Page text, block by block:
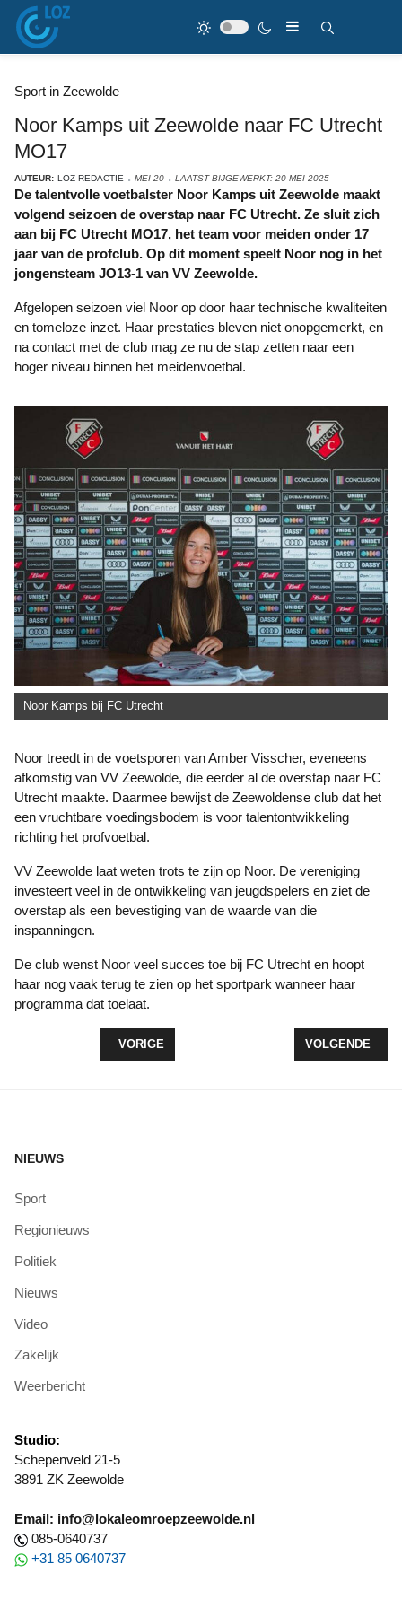
Sport in Zeewolde
Noor Kamps uit Zeewolde naar FC Utrecht
MO17
AUTEUR: LOZ REDACTIE MEI 20 LAATST BIJGEWERKT: 20 MEI 2025
De talentvolle voetbalster Noor Kamps uit Zeewolde maakt
volgend seizoen de overstap naar FC Utrecht. Ze sluit zich
aan bij FC Utrecht MO17, het team voor meiden onder 17
jaar van de profclub. Op dit moment speelt Noor nog in het
jongensteam JO13-1 van VV Zeewolde.
Afgelopen seizoen viel Noor op door haar technische kwaliteiten
en tomeloze inzet. Haar prestaties bleven niet onopgemerkt, en
na contact met de club mag ze nu de stap zetten naar een
hoger niveau binnen het meidenvoetbal.
Noor Kamps bij FC Utrecht
Noor treedt in de voetsporen van Amber Visscher, eveneens
afkomstig van VV Zeewolde, die eerder al de overstap naar FC
Utrecht maakte. Daarmee bewijst de Zeewoldense club dat het
een vruchtbare voedingsbodem is voor talentontwikkeling
richting het profvoetbal.
VV Zeewolde laat weten trots te zijn op Noor. De vereniging
investeert veel in de ontwikkeling van jeugdspelers en ziet de
overstap als een bevestiging van de waarde van die
inspanningen.
De club wenst Noor veel succes toe bij FC Utrecht en hoopt
haar nog vaak terug te zien op het sportpark wanneer haar
programma dat toelaat.
VORIG ARTIKEL: PUPILLENWEDSTRIJD
VORIGE VOLGENDE
VOLGENDE
NIEUWS
Sport
Regionieuws
Politiek
Nieuws
Video
Zakelijk
Weerbericht
Studio:
Schepenveld 21-5
3891 ZK Zeewolde
Email: info@lokaleomroepzeewolde.nl
085-0640737
+31 85 0640737